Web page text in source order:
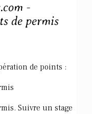
-
de permis
de points :
Suivre un stage